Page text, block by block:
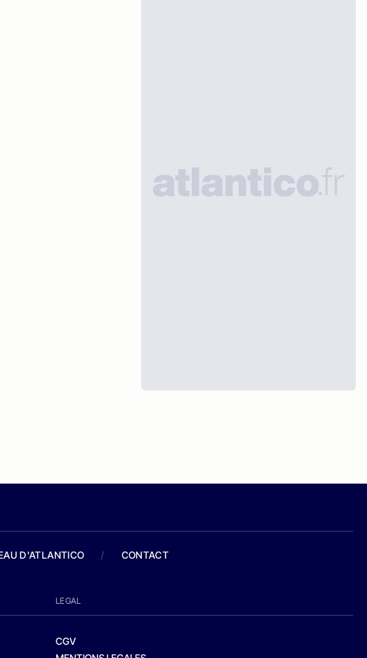
D'ATLANTICO / CONTACT
LEGAL
CGV